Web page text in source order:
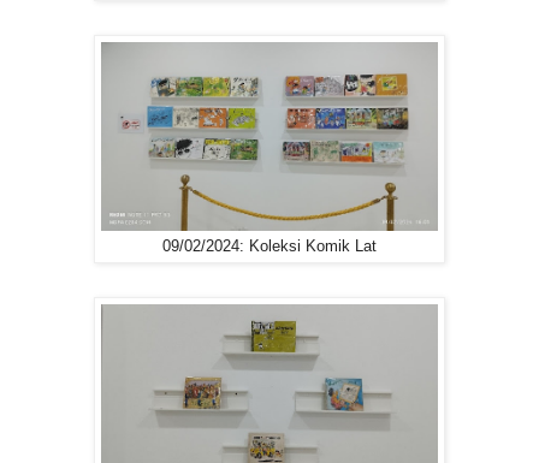
09/02/2024: Koleksi Komik Lat